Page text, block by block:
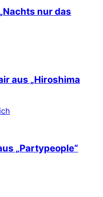
nur das
aus „Hiroshima
„Partypeople“